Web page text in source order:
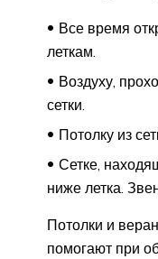
Все время
леткам.
Воздуху,
сетки.
Потолку из
Сетке,
ниже летка.
Потолки и
помогают при